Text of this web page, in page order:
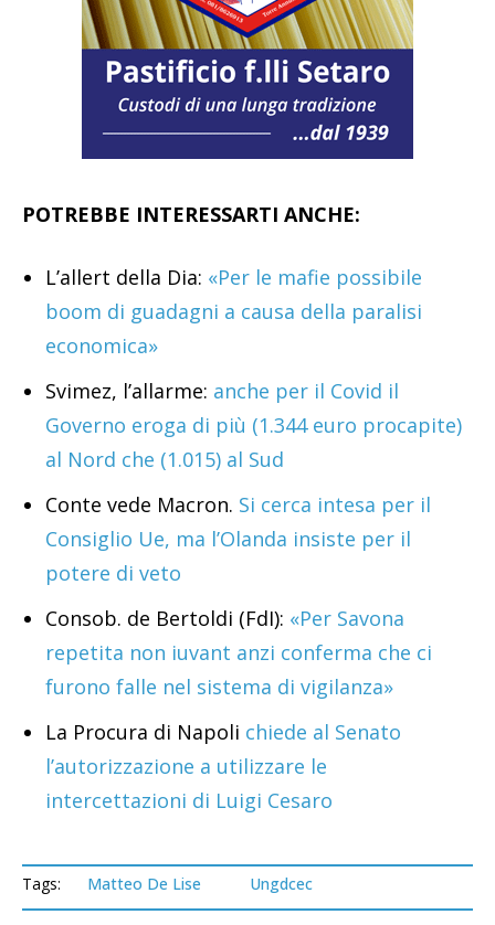
POTREBBE INTERESSARTI ANCHE:
L’allert della Dia: «Per le mafie possibile
boom di guadagni a causa della paralisi
economica»
Svimez, l’allarme: anche per il Covid il
Governo eroga di più (1.344 euro procapite)
al Nord che (1.015) al Sud
Conte vede Macron. Si cerca intesa per il
Consiglio Ue, ma l’Olanda insiste per il
potere di veto
Consob. de Bertoldi (FdI): «Per Savona
repetita non iuvant anzi conferma che ci
furono falle nel sistema di vigilanza»
La Procura di Napoli chiede al Senato
l’autorizzazione a utilizzare le
intercettazioni di Luigi Cesaro
Tags: Matteo De Lise Ungdcec